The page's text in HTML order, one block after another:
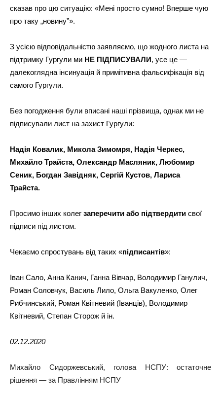
сказав про цю ситуацію: «Мені просто сумно! Вперше чую
про таку „новину”».
З усією відповідальністю заявляємо, що жодного листа на
підтримку Гургули ми НЕ ПІДПИСУВАЛИ, усе це —
далекоглядна інсинуація й примітивна фальсифікація від
самого Гургули.
Без погодження були вписані наші прізвища, однак ми не
підписували лист на захист Гургули:
Надія Ковалик, Микола Зимомря, Надія Черкес,
Михайло Трайста, Олександр Масляник, Любомир
Сеник, Богдан Завідняк, Сергій Кустов, Лариса
Трайста.
Просимо інших колег заперечити або підтвердити свої
підписи під листом.
Чекаємо спростувань від таких «підписантів»:
Іван Сало, Анна Канич, Ганна Вівчар, Володимир Ганулич,
Роман Соловчук, Василь Лило, Ольга Вакуленко, Олег
Рибчинський, Роман Квітневий (Іванців), Володимир
Квітневий, Степан Сторож й ін.
02.12.2020
Михайло Сидоржевський, голова НСПУ: остаточне
рішення — за Правлінням НСПУ